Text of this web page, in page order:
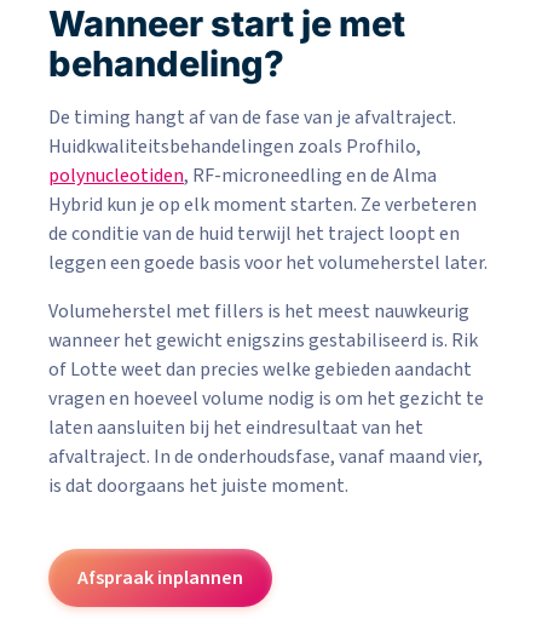
Wanneer start je met
behandeling?
De timing hangt af van de fase van je afvaltraject.
Huidkwaliteitsbehandelingen zoals Profhilo,
polynucleotiden, RF-microneedling en de Alma
Hybrid kun je op elk moment starten. Ze verbeteren
de conditie van de huid terwijl het traject loopt en
leggen een goede basis voor het volumeherstel later.
Volumeherstel met fillers is het meest nauwkeurig
wanneer het gewicht enigszins gestabiliseerd is. Rik
of Lotte weet dan precies welke gebieden aandacht
vragen en hoeveel volume nodig is om het gezicht te
laten aansluiten bij het eindresultaat van het
afvaltraject. In de onderhoudsfase, vanaf maand vier,
is dat doorgaans het juiste moment.
Afspraak inplannen